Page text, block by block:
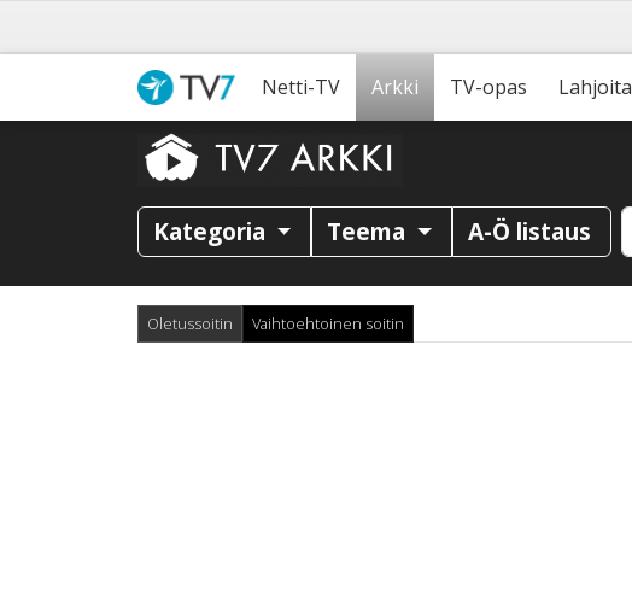
Netti-TV Arkki TV-opas Lahjoita
Kategoria Teema A-Ö listaus
Oletussoitin Vaihtoehtoinen soitin